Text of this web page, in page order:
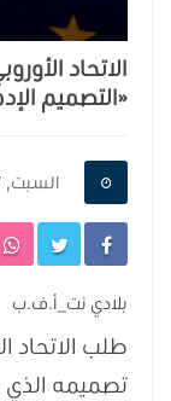
الاتحاد
«التصميم
السبت, 07 فبراير, 2026
بلادي نت_أ.ف.ب
طلب الاتحاد
تصميمه الذي